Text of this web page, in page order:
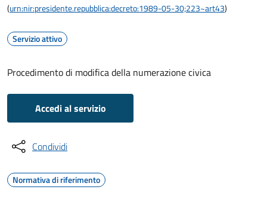
(urn:nir:presidente.repubblica:decreto:1989-05-30;223~art43)
Servizio attivo
Procedimento di modifica della numerazione civica
Accedi al servizio
Condividi
Normativa di riferimento